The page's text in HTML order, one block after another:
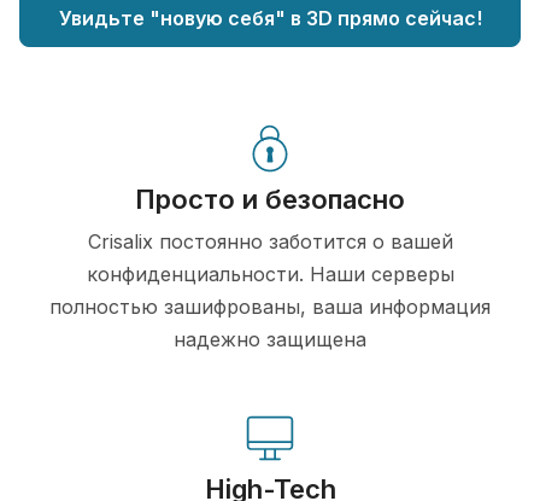
Увидьте "новую себя" в 3D прямо сейчас!
Просто и безопасно
Crisalix постоянно заботится о вашей
конфиденциальности. Наши серверы
полностью зашифрованы, ваша информация
надежно защищена
High-Tech